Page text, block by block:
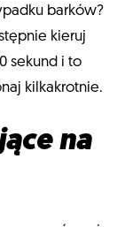
barków?
kieruj
sekund i to
kilkakrotnie.
na